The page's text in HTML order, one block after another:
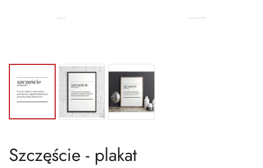
Szczęście - plakat